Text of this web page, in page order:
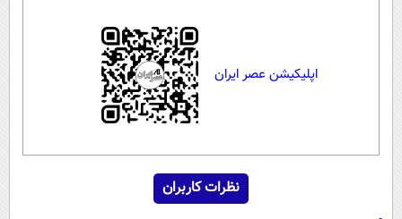
اپلیکیشن عصر ایران
نظرات کاربران